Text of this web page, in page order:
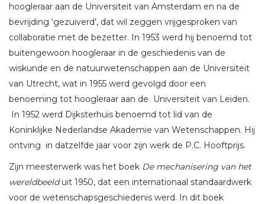
hoogleraar aan de Universiteit van Amsterdam en na de
bevrijding ‘gezuiverd’, dat wil zeggen vrijgesproken van
collaboratie met de bezetter. In 1953 werd hij benoemd tot
buitengewoon hoogleraar in de geschiedenis van de
wiskunde en de natuurwetenschappen aan de Universiteit
van Utrecht, wat in 1955 werd gevolgd door een
benoeming tot hoogleraar aan de Universiteit van Leiden.
In 1952 werd Dijksterhuis benoemd tot lid van de
Koninklijke Nederlandse Akademie van Wetenschappen. Hij
ontving in datzelfde jaar voor zijn werk de P.C. Hooftprijs.
Zijn meesterwerk was het boek De mechanisering van het
wereldbeelduit 1950, dat een internationaal standaardwerk
voor de wetenschapsgeschiedenis werd. In dit boek